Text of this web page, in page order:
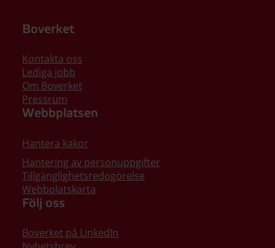
Boverket
Kontakta oss
Lediga jobb
Om Boverket
Pressrum
Webbplatsen
Hantera kakor
Hantering av personuppgifter
Tillgänglighetsredogörelse
Webbplatskarta
Följ oss
Boverket på LinkedIn